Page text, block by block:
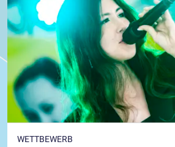
WETTBEWERB